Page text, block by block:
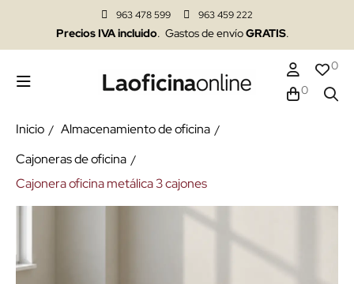
963 478 599 963 459 222
Precios IVA incluido. Gastos de envíoGRATIS.
0
0
Inicio
Almacenamiento de oficina
Cajoneras de oficina
Cajonera oficina metálica 3 cajones